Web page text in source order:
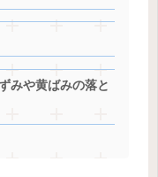
みや黄ばみの落と